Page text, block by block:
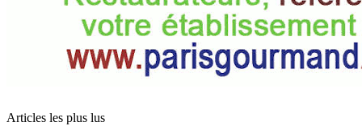
Articles les plus lus